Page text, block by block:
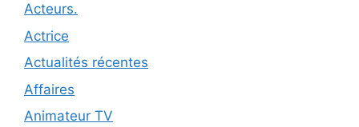
Acteurs.
Actrice
Actualités récentes
Affaires
Animateur TV